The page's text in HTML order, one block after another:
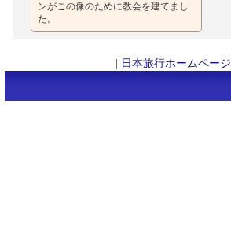
ンがこの像のために教会を建てまし
た。
| 日本旅行ホームページ